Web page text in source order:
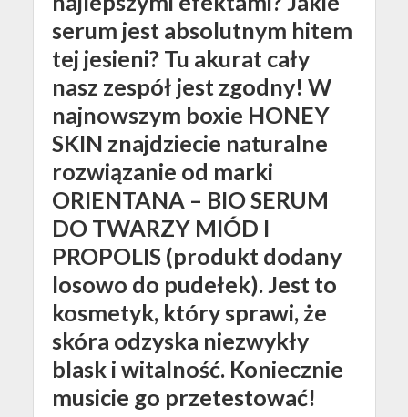
serum jest absolutnym hitem
tej jesieni? Tu akurat cały
nasz zespół jest zgodny! W
najnowszym boxie HONEY
SKIN znajdziecie naturalne
rozwiązanie od marki
ORIENTANA – BIO SERUM
DO TWARZY MIÓD I
PROPOLIS (produkt dodany
losowo do pudełek). Jest to
kosmetyk, który sprawi, że
skóra odzyska niezwykły
blask i witalność. Koniecznie
musicie go przetestować!